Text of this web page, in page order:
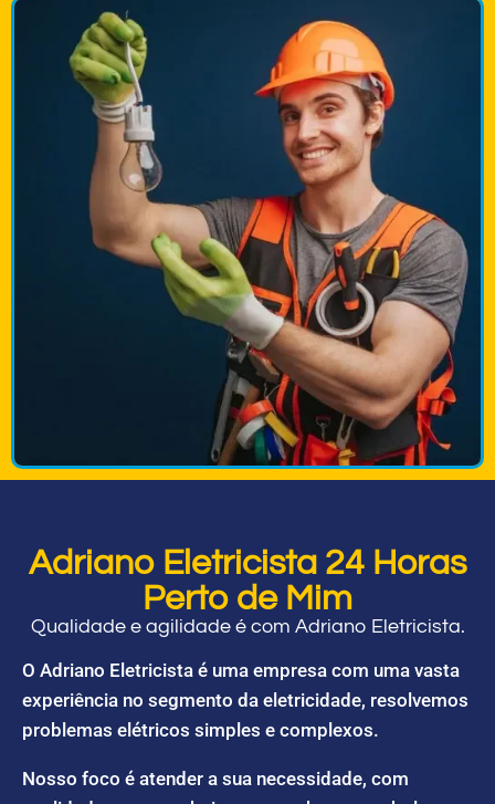
Adriano Eletricista 24 Horas
Perto de Mim
Qualidade e agilidade é com Adriano Eletricista.
O Adriano Eletricista é uma empresa com uma vasta
experiência no segmento da eletricidade, resolvemos
problemas elétricos simples e complexos.
Nosso foco é atender a sua necessidade, com